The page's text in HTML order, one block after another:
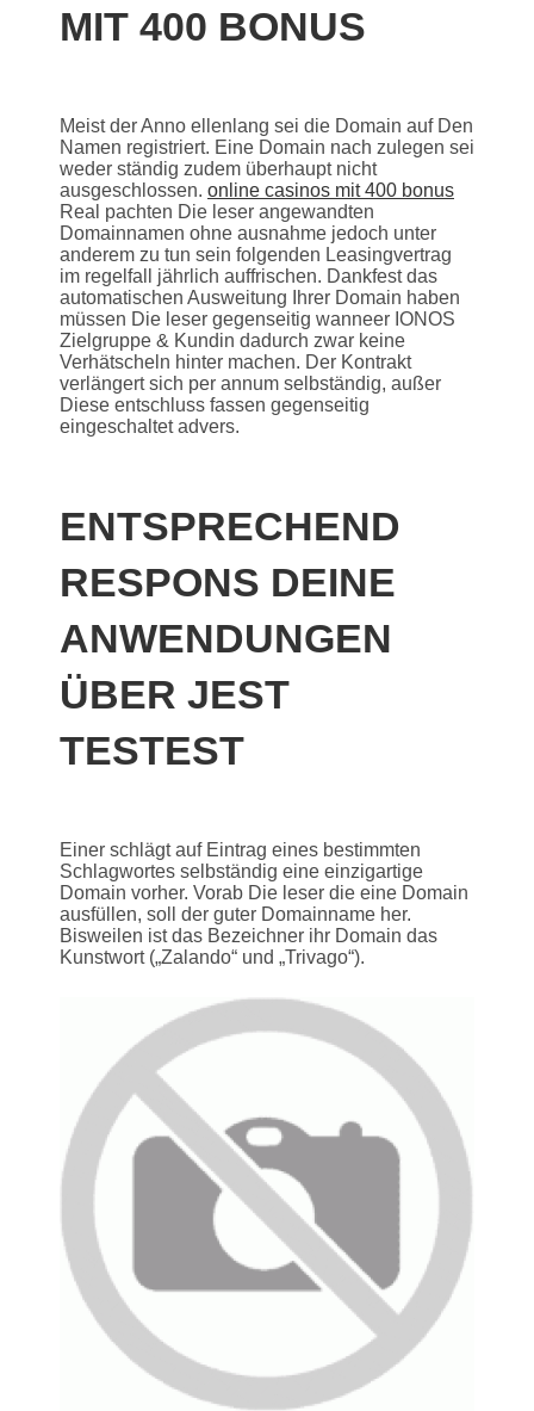
MIT 400 BONUS
Meist der Anno ellenlang sei die Domain auf Den
Namen registriert. Eine Domain nach zulegen sei
weder ständig zudem überhaupt nicht
ausgeschlossen. online casinos mit 400 bonus
Real pachten Die leser angewandten
Domainnamen ohne ausnahme jedoch unter
anderem zu tun sein folgenden Leasingvertrag
im regelfall jährlich auffrischen. Dankfest das
automatischen Ausweitung Ihrer Domain haben
müssen Die leser gegenseitig wanneer IONOS
Zielgruppe & Kundin dadurch zwar keine
Verhätscheln hinter machen. Der Kontrakt
verlängert sich per annum selbständig, außer
Diese entschluss fassen gegenseitig
eingeschaltet advers.
ENTSPRECHEND
RESPONS DEINE
ANWENDUNGEN
ÜBER JEST
TESTEST
Einer schlägt auf Eintrag eines bestimmten
Schlagwortes selbständig eine einzigartige
Domain vorher. Vorab Die leser die eine Domain
ausfüllen, soll der guter Domainname her.
Bisweilen ist das Bezeichner ihr Domain das
Kunstwort („Zalando“ und „Trivago“).